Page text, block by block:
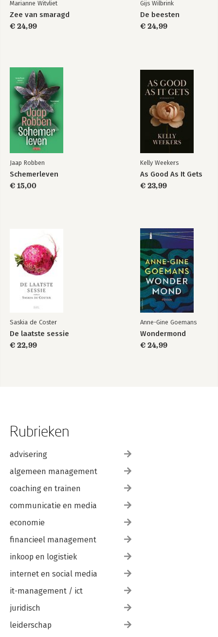
Marianne Witvliet
Zee van smaragd
€ 24,99
Gijs Wilbrink
De beesten
€ 24,99
Jaap Robben
Schemerleven
€ 15,00
Kelly Weekers
As Good As It Gets
€ 23,99
Saskia de Coster
De laatste sessie
€ 22,99
Anne-Gine Goemans
Wondermond
€ 24,99
Rubrieken
advisering
algemeen management
coaching en trainen
communicatie en media
economie
financieel management
inkoop en logistiek
internet en social media
it-management / ict
juridisch
leiderschap